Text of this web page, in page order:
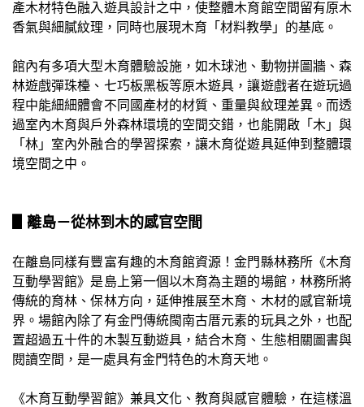
產木材特色融入遊具設計之中，使整體木育館空間留有原木
香氣與細膩紋理，同時也展現木育「材料教學」的基底。
館內有多項大型木育體驗設施，如木球池、動物拼圖牆、森
林遊戲彈珠檯、七巧板黑板等原木遊具，讓遊戲者在遊玩過
程中能細細體會不同國產材的材質、重量與紋理差異。而透
過室內木育與戶外森林環境的空間交錯，也能開啟「木」與
「林」室內外融合的學習探索，讓木育從遊具延伸到整體環
境空間之中。
▋離島－從林到木的感官空間
在離島同樣有豐富有趣的木育館資源！金門縣林務所《木育
互動學習館》是島上第一個以木育為主題的場館，林務所將
傳統的育林、保林方向，延伸推展至木育、木材的感官新境
界。場館內除了有金門傳統閩南古厝元素的玩具之外，也配
置超過五十件的木製互動遊具，結合木育、生態相關圖書與
閱讀空間，是一處具有金門特色的木育天地。
《木育互動學習館》兼具文化、教育與感官體驗，在這樣溫